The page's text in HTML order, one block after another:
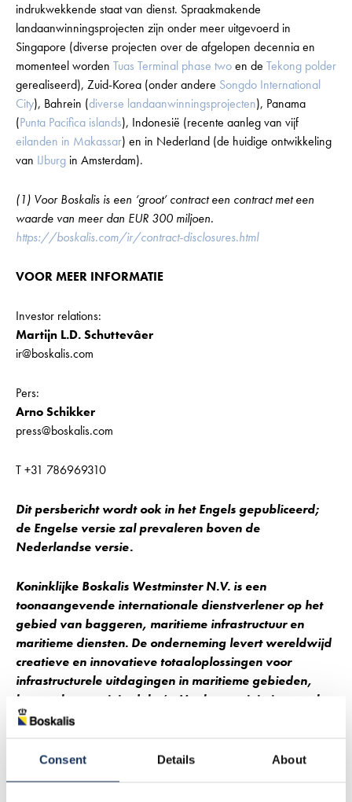
Consent Details About
indrukwekkende staat van dienst. Spraakmakende
landaanwinningsprojecten zijn onder meer uitgevoerd in
Singapore (diverse projecten over de afgelopen decennia en
momenteel worden Tuas Terminal phase twoen de Tekong polder
gerealiseerd), Zuid-Korea (onder andere Songdo International
City), Bahrein (diverse landaanwinningsprojecten), Panama
(Punta Pacifica islands), Indonesië (recente aanleg van vijf
eilanden in Makassar) en in Nederland (de huidige ontwikkeling
van IJburg in Amsterdam).
(1) Voor Boskalis is een ‘groot’ contract een contract met een
waarde van meer dan EUR 300 miljoen.
https://boskalis.com/ir/contract-disclosures.html
VOOR MEER INFORMATIE
Investor relations:
Martijn L.D. Schuttevâer
ir@boskalis.com
Pers:
Arno Schikker
press@boskalis.com
T +31 786969310
Dit persbericht wordt ook in het Engels gepubliceerd;
de Engelse versie zal prevaleren boven de
Nederlandse versie.
Koninklijke Boskalis Westminster N.V. is een
toonaangevende internationale dienstverlener op het
gebied van baggeren, maritieme infrastructuur en
maritieme diensten. De onderneming levert wereldwijd
creatieve en innovatieve totaaloplossingen voor
infrastructurele uitdagingen in maritieme gebieden,
kuststreken en rivierdelta’s. Met kernactiviteiten zoals
kust- en oeverbescherming en landaanwinning kan
aanbieden ter bestrijding van de gevolgen van